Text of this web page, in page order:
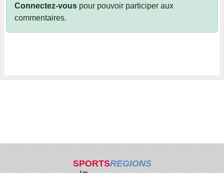
Connectez-vous pour pouvoir participer aux
commentaires.
SPORTSREGIONS